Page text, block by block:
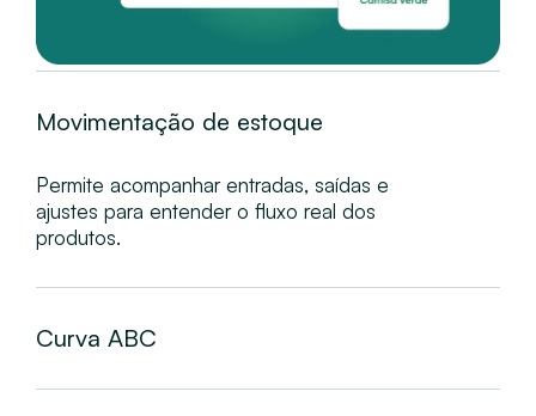
Movimentação de estoque
Permite acompanhar entradas, saídas e
ajustes para entender o fluxo real dos
produtos.
Curva ABC